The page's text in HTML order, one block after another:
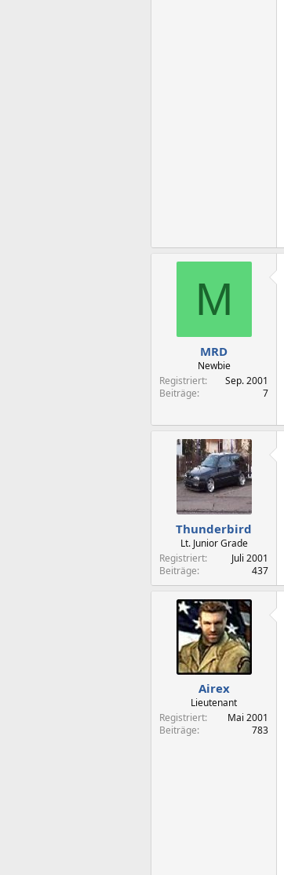
M
MRD
Newbie
Registriert
Sep. 2001
Beiträge
7
Thunderbird
Lt. Junior Grade
Registriert
Juli 2001
Beiträge
437
Airex
Lieutenant
Registriert
Mai 2001
Beiträge
783